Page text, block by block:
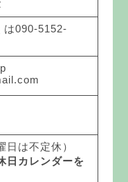
は090-5152-
は不定休）
日カレンダーを